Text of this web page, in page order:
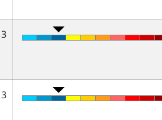
3
3